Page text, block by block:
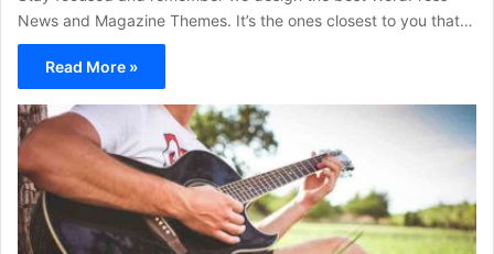
News and Magazine Themes. It’s the ones closest to you that…
Read More »